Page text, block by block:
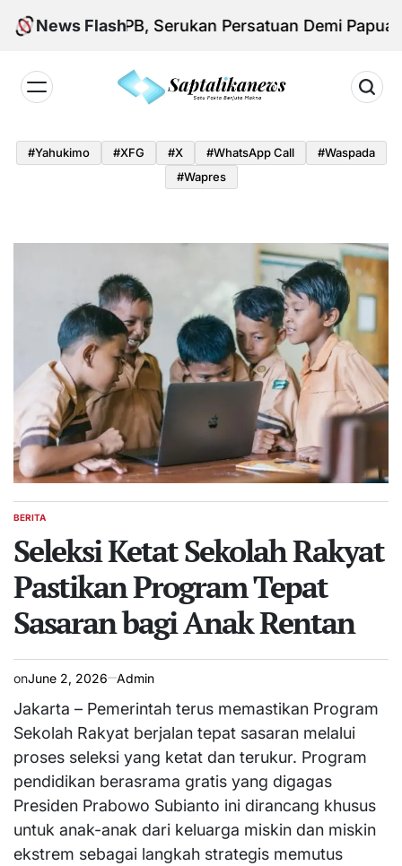
Skip
News Flash
Aksi KNPB, Serukan Persatuan Demi Papua yang
#yahukimo #XFG #x #WhatsApp Call
#waspada
#Wapres
POSTED
BERITA
Seleksi Ketat Sekolah Rakyat
Pastikan Program Tepat
Sasaran bagi Anak Rentan
onJune 2, 2026 Admin
Jakarta – Pemerintah terus memastikan Program
Sekolah Rakyat berjalan tepat sasaran melalui
proses seleksi yang ketat dan terukur. Program
pendidikan berasrama gratis yang digagas
Presiden Prabowo Subianto ini dirancang khusus
untuk anak-anak dari keluarga miskin dan miskin
ekstrem sebagai langkah strategis memutus